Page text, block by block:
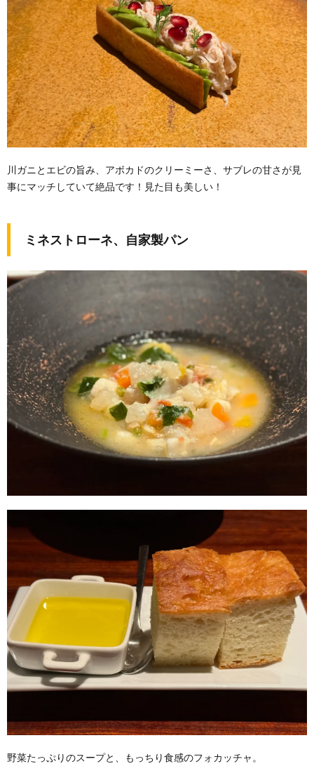
川ガニとエビの旨み、アボカドのクリーミーさ、サブレの甘さが見
事にマッチしていて絶品です！見た目も美しい！
ミネストローネ、自家製パン
野菜たっぷりのスープと、もっちり食感のフォカッチャ。